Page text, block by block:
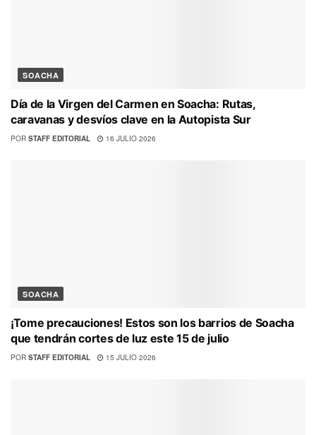
SOACHA
Día de la Virgen del Carmen en Soacha: Rutas,
caravanas y desvíos clave en la Autopista Sur
POR STAFF EDITORIAL 16 JULIO 2026
SOACHA
¡Tome precauciones! Estos son los barrios de Soacha
que tendrán cortes de luz este 15 de julio
POR STAFF EDITORIAL 15 JULIO 2026